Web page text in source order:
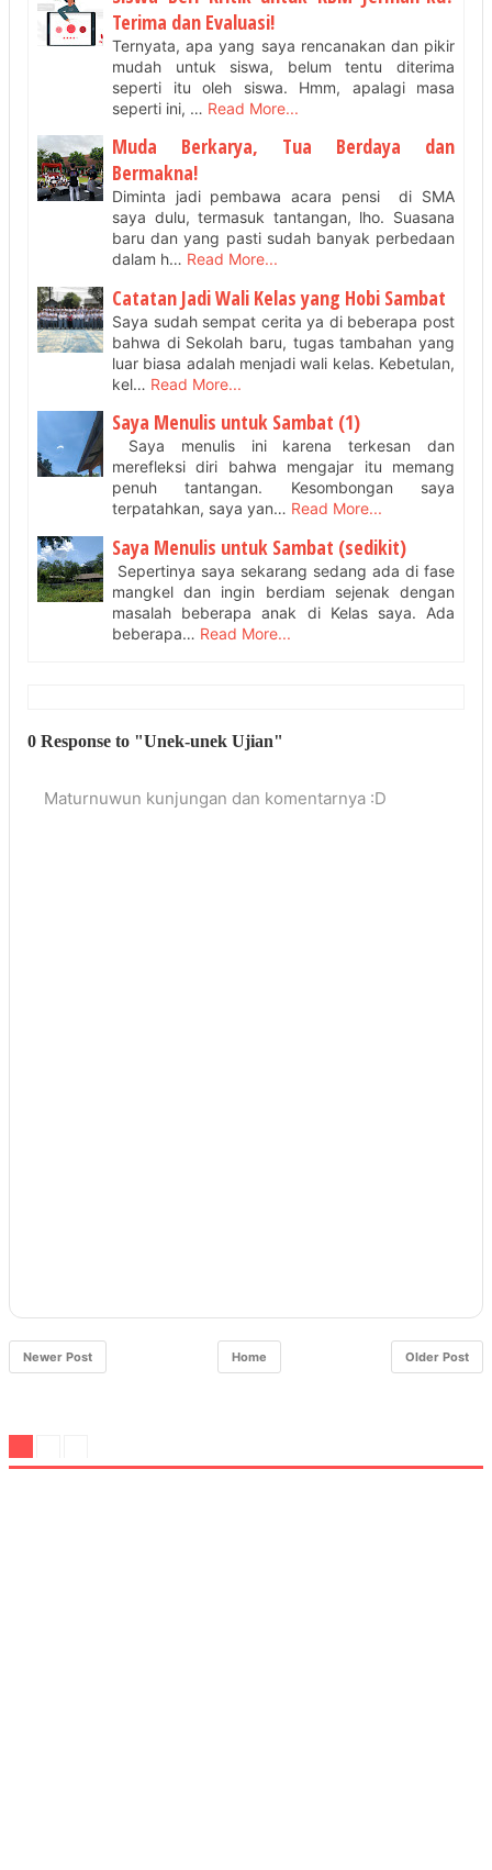
Terima dan Evaluasi!
Ternyata, apa yang saya rencanakan dan pikir
mudah untuk siswa, belum tentu diterima
seperti itu oleh siswa. Hmm, apalagi masa
seperti ini, … Read More...
Muda Berkarya, Tua Berdaya dan
Bermakna!
Diminta jadi pembawa acara pensi di SMA
saya dulu, termasuk tantangan, lho. Suasana
baru dan yang pasti sudah banyak perbedaan
dalam h… Read More...
Catatan Jadi Wali Kelas yang Hobi Sambat
Saya sudah sempat cerita ya di beberapa post
bahwa di Sekolah baru, tugas tambahan yang
luar biasa adalah menjadi wali kelas. Kebetulan,
kel… Read More...
Saya Menulis untuk Sambat (1)
Saya menulis ini karena terkesan dan
merefleksi diri bahwa mengajar itu memang
penuh tantangan. Kesombongan saya
terpatahkan, saya yan… Read More...
Saya Menulis untuk Sambat (sedikit)
Sepertinya saya sekarang sedang ada di fase
mangkel dan ingin berdiam sejenak dengan
masalah beberapa anak di Kelas saya. Ada
beberapa… Read More...
0 Response to "Unek-unek Ujian"
Maturnuwun kunjungan dan komentarnya :D
Newer Post Older Post
Home